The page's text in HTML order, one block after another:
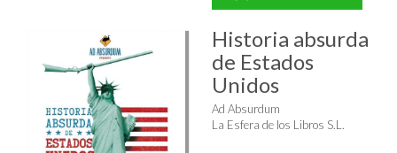
Historia absurda
de Estados
Unidos
Ad Absurdum
La Esfera de los Libros S.L.